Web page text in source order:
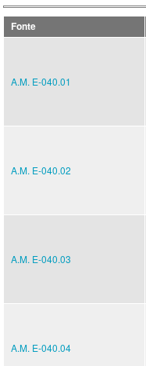
Fonte
A.M. E-040.01
A.M. E-040.02
A.M. E-040.03
A.M. E-040.04